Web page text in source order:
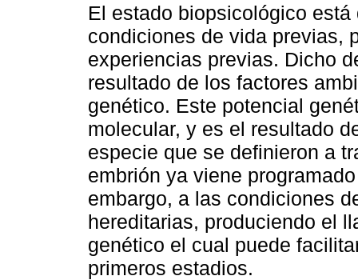
El estado biopsicológico
condiciones de vida previas,
experiencias previas. Dicho
resultado de los factores
genético. Este potencial
molecular, y es el resultado
especie que se definieron a
embrión ya viene
embargo, a las condiciones
hereditarias, produciendo el
genético el cual puede
primeros estadios.